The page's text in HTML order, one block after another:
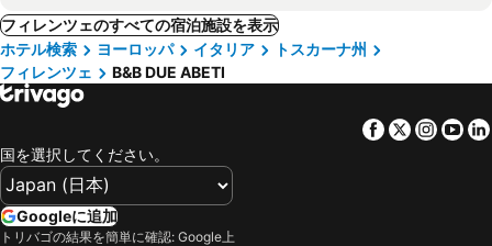
フィレンツェのすべての宿泊施設を表示
ホテル検索
ヨーロッパ イタリア
トスカーナ州
フィレンツェ
B&B DUE ABETI
Facebook
Twitter
国を選択してください。
Googleに追加
トリバゴの結果を簡単に確認: Google上